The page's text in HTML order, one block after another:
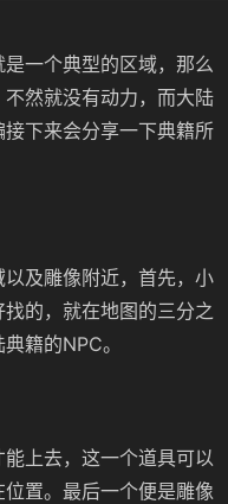
一个典型的区域，那么
然就没有动力，而大陆
下来会分享一下典籍所
及雕像附近，首先，小
的，就在地图的三分之
籍的NPC。
上去，这一个道具可以
置。最后一个便是雕像